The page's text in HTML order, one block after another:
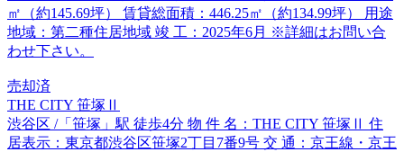
㎡（約145.69坪） 賃貸総面積：446.25㎡（約134.99坪） 用途
地域：第二種住居地域 竣 工：2025年6月 ※詳細はお問い合
わせ下さい。
売却済
THE CITY 笹塚Ⅱ
渋谷区 /「笹塚」駅 徒歩4分 物 件 名：THE CITY 笹塚Ⅱ 住
居表示：東京都渋谷区笹塚2丁目7番9号 交 通：京王線・京王